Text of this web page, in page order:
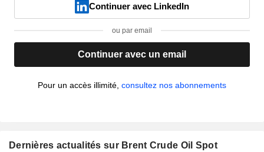
Continuer avec LinkedIn
ou par email
Continuer avec un email
Pour un accès illimité, consultez nos abonnements
Dernières actualités sur Brent Crude Oil Spot